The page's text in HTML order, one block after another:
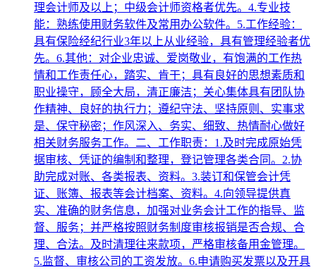
理会计师及以上；中级会计师资格者优先。4.专业技
能：熟练使用财务软件及常用办公软件。5.工作经验：
具有保险经纪行业3年以上从业经验，具有管理经验者优
先。6.其他：对企业忠诚、爱岗敬业，有饱满的工作热
情和工作责任心，踏实、肯干；具有良好的思想素质和
职业操守，顾全大局，清正廉洁；关心集体具有团队协
作精神、良好的执行力；遵纪守法、坚持原则、实事求
是、保守秘密；作风深入、务实、细致、热情耐心做好
相关财务服务工作。二、工作职责：1.及时完成原始凭
据审核、凭证的编制和整理，登记管理各类合同。2.协
助完成对账、各类报表、资料。3.装订和保管会计凭
证、账簿、报表等会计档案、资料。4.向领导提供真
实、准确的财务信息，加强对业务会计工作的指导、监
督、服务；并严格按照财务制度审核报销是否合规、合
理、合法。及时清理往来款项，严格审核备用金管理。
5.监督、审核公司的工资发放。6.申请购买发票以及开具